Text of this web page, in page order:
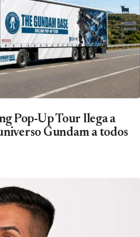
Pop-Up Tour llega a
Gundam a todos